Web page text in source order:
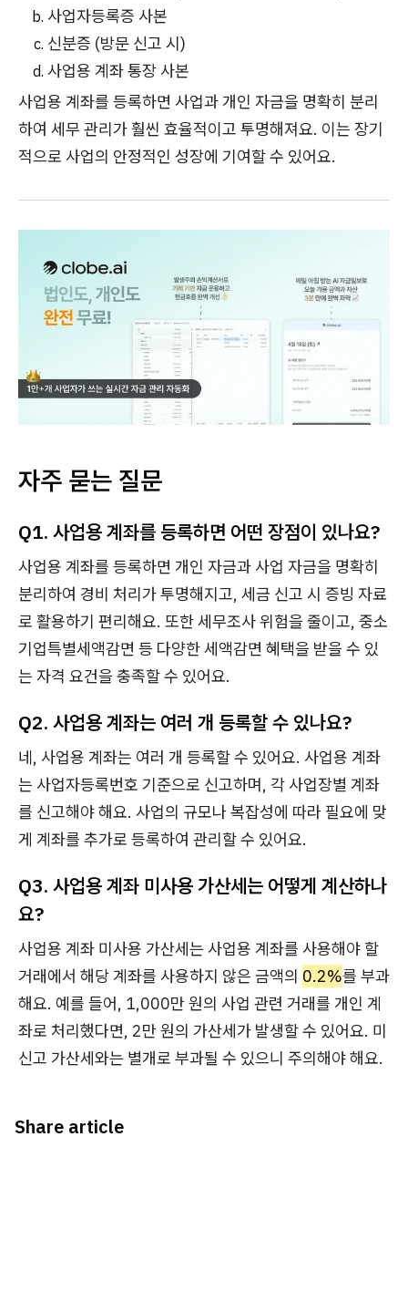
사업자등록증 사본
신분증 (방문 신고 시)
사업용 계좌 통장 사본
사업용 계좌를 등록하면 사업과 개인 자금을 명확히 분리
하여 세무 관리가 훨씬 효율적이고 투명해져요. 이는 장기
적으로 사업의 안정적인 성장에 기여할 수 있어요.
자주 묻는 질문
Q1. 사업용 계좌를 등록하면 어떤 장점이 있나요?
사업용 계좌를 등록하면 개인 자금과 사업 자금을 명확히
분리하여 경비 처리가 투명해지고, 세금 신고 시 증빙 자료
로 활용하기 편리해요. 또한 세무조사 위험을 줄이고, 중소
기업특별세액감면 등 다양한 세액감면 혜택을 받을 수 있
는 자격 요건을 충족할 수 있어요.
Q2. 사업용 계좌는 여러 개 등록할 수 있나요?
네, 사업용 계좌는 여러 개 등록할 수 있어요. 사업용 계좌
는 사업자등록번호 기준으로 신고하며, 각 사업장별 계좌
를 신고해야 해요. 사업의 규모나 복잡성에 따라 필요에 맞
게 계좌를 추가로 등록하여 관리할 수 있어요.
Q3. 사업용 계좌 미사용 가산세는 어떻게 계산하나
요?
사업용 계좌 미사용 가산세는 사업용 계좌를 사용해야 할
거래에서 해당 계좌를 사용하지 않은 금액의 0.2%를 부과
해요. 예를 들어, 1,000만 원의 사업 관련 거래를 개인 계
좌로 처리했다면, 2만 원의 가산세가 발생할 수 있어요. 미
신고 가산세와는 별개로 부과될 수 있으니 주의해야 해요.
Share article